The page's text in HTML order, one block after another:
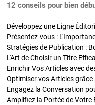
12 conseils pour bien
Développez une Ligne
Présentez-vous :
L'Art de Choisir un Titre
Optimiser vos Articles grâce
Engagez la Conversation
Amplifiez la Portée de Votre